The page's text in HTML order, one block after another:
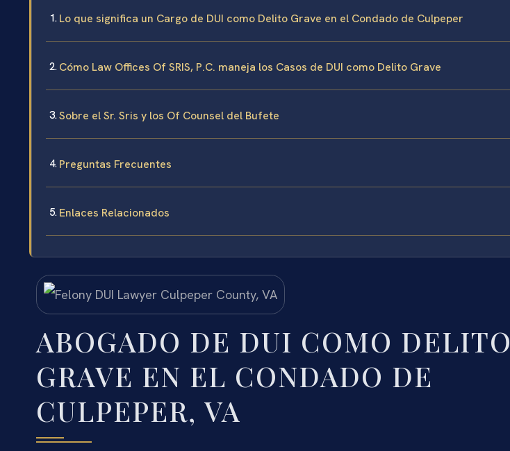
Lo que significa un Cargo de DUI como Delito Grave en el Condado de Culpeper
Cómo Law Offices Of SRIS, P.C. maneja los Casos de DUI como Delito Grave
Sobre el Sr. Sris y los Of Counsel del Bufete
Preguntas Frecuentes
Enlaces Relacionados
ABOGADO DE DUI COMO DELITO
GRAVE EN EL CONDADO DE
CULPEPER, VA